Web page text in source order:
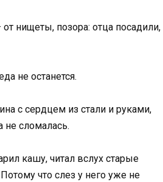
нищеты, позора: отца посадили,
не останется.
с сердцем из стали и руками,
не сломалась.
кашу, читал вслух старые
что слез у него уже не